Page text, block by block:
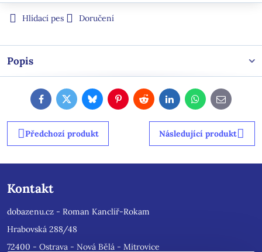
Hlídací pes Doručení
Popis
FacebookTwitterBlueskyPinterestRedditLinkedInWhatsApp
E-
mail
Předchozí produkt Následující produkt
Kontakt
dobazenu.cz - Roman Kanclíř-Rokam
Hrabovská 288/48
72400 - Ostrava - Nová Bělá - Mitrovice